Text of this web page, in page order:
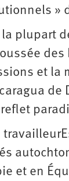
plupart
et la
de
et en